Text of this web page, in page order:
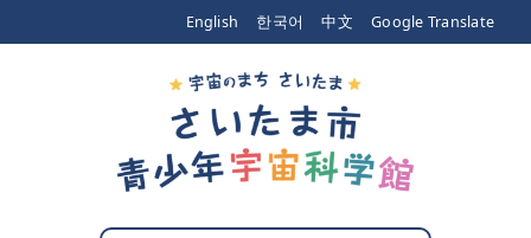
English 한국어 中文 Google Translate